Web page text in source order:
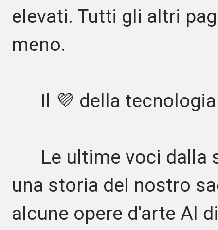
elevati. Tutti gli altri
meno.
Il 💜 della tecnologia
Le ultime voci dalla
una storia del nostro
alcune opere d'arte AI